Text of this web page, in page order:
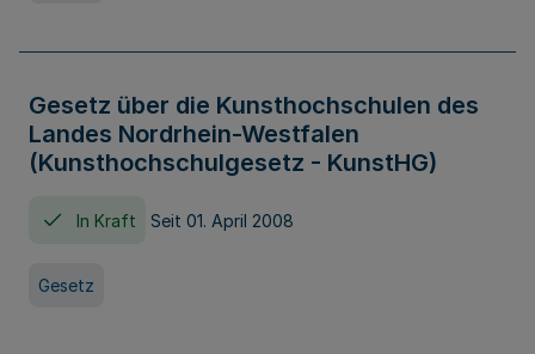
Gesetz über die Kunsthochschulen des
Landes Nordrhein-Westfalen
(Kunsthochschulgesetz - KunstHG)
In Kraft Seit 01. April 2008
Gesetz